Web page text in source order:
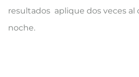
resultados aplique dos veces al
noche.